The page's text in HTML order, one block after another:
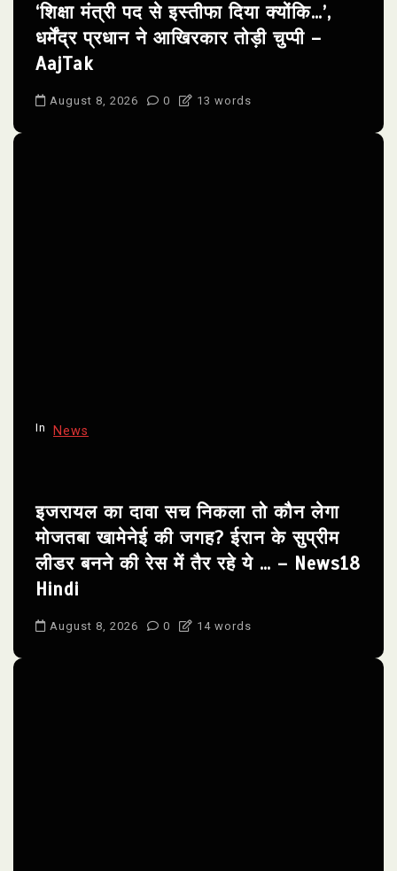
‘शिक्षा मंत्री पद से इस्तीफा दिया क्योंकि…’,
धर्मेंद्र प्रधान ने आखिरकार तोड़ी चुप्पी –
AajTak
August 8, 2026 0 13 words
In News
इजरायल का दावा सच निकला तो कौन लेगा
मोजतबा खामेनेई की जगह? ईरान के सुप्रीम
लीडर बनने की रेस में तैर रहे ये … – News18
Hindi
August 8, 2026 0 14 words